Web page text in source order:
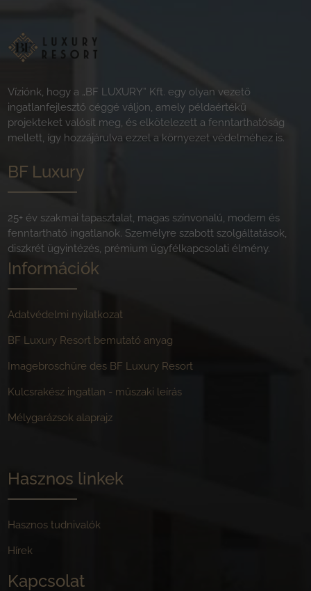
Víziónk, hogy a „BF LUXURY” Kft. egy olyan vezető
ingatlanfejlesztő céggé váljon, amely példaértékű
projekteket valósít meg, és elkötelezett a fenntarthatóság
mellett, így hozzájárulva ezzel a környezet védelméhez is.
BF Luxury
25+ év szakmai tapasztalat, magas színvonalú, modern és
fenntartható ingatlanok. Személyre szabott szolgáltatások,
diszkrét ügyintézés, prémium ügyfélkapcsolati élmény.
Információk
Adatvédelmi nyilatkozat
BF Luxury Resort bemutató anyag
Imagebroschüre des BF Luxury Resort
Kulcsrakész ingatlan - műszaki leírás
Mélygarázsok alaprajz
Hasznos linkek
Hasznos tudnivalók
Hírek
Kapcsolat